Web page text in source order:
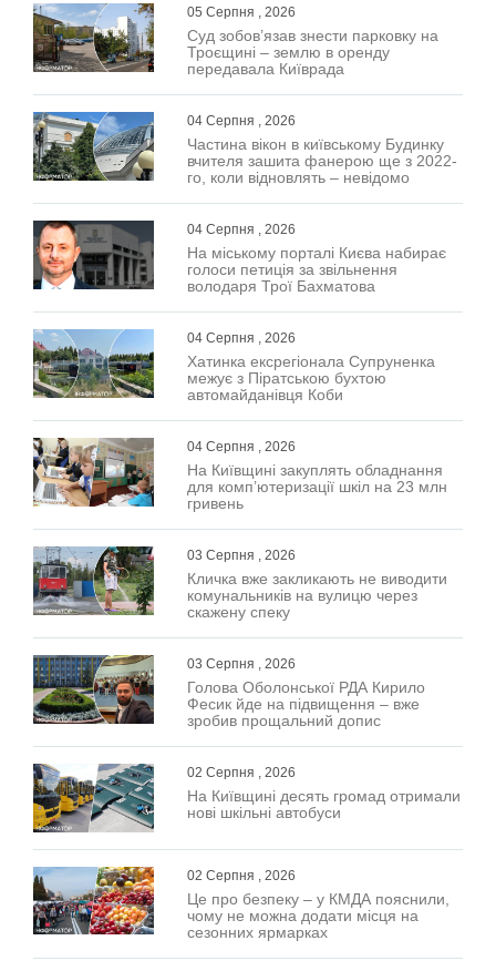
05 Серпня , 2026
Суд зобов’язав знести парковку на
Троєщині – землю в оренду
передавала Київрада
04 Серпня , 2026
Частина вікон в київському Будинку
вчителя зашита фанерою ще з 2022-
го, коли відновлять – невідомо
04 Серпня , 2026
На міському порталі Києва набирає
голоси петиція за звільнення
володаря Трої Бахматова
04 Серпня , 2026
Хатинка ексрегіонала Супруненка
межує з Піратською бухтою
автомайданівця Коби
04 Серпня , 2026
На Київщині закуплять обладнання
для комп’ютеризації шкіл на 23 млн
гривень
03 Серпня , 2026
Кличка вже закликають не виводити
комунальників на вулицю через
скажену спеку
03 Серпня , 2026
Голова Оболонської РДА Кирило
Фесик йде на підвищення – вже
зробив прощальний допис
02 Серпня , 2026
На Київщині десять громад отримали
нові шкільні автобуси
02 Серпня , 2026
Це про безпеку – у КМДА пояснили,
чому не можна додати місця на
сезонних ярмарках